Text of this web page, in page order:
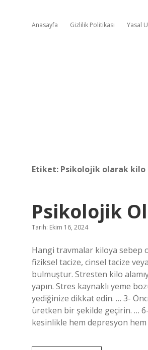
Anasayfa Gizlilik Politikası Yasal
Etiket: Psikolojik olarak kilo
Psikolojik
Tarih: Ekim 16, 2024
Hangi travmalar kiloya sebep
fiziksel tacize, cinsel tacize
bulmuştur. Stresten kilo
yapın. Stres kaynaklı yeme
yediğinize dikkat edin. … 3-
üretken bir şekilde geçirin. …
kesinlikle hem depresyon